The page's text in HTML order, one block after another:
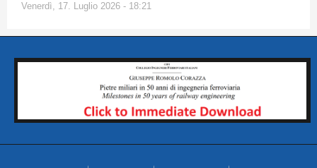
Venerdì, 17. Luglio 2026 - 18:21